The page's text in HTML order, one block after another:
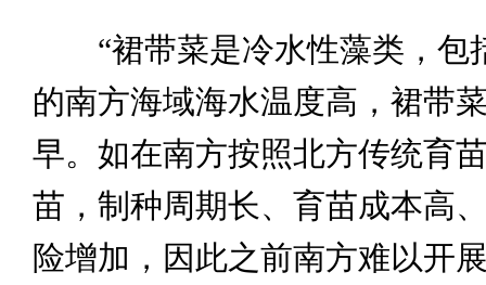
“裙带菜是冷水性藻类，包
的南方海域海水温度高，裙带
早。如在南方按照北方传统育
苗，制种周期长、育苗成本高
险增加，因此之前南方难以开